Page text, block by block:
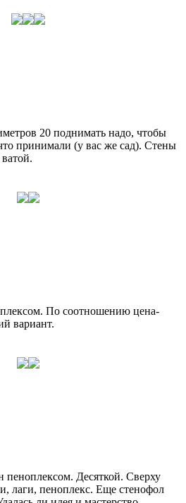
20 поднимать надо, чтобы
принимали (у вас же сад). Стены
По соотношению цена-
вариант.
Десяткой. Сверху
лаги, пеноплекс. Еще стенофол